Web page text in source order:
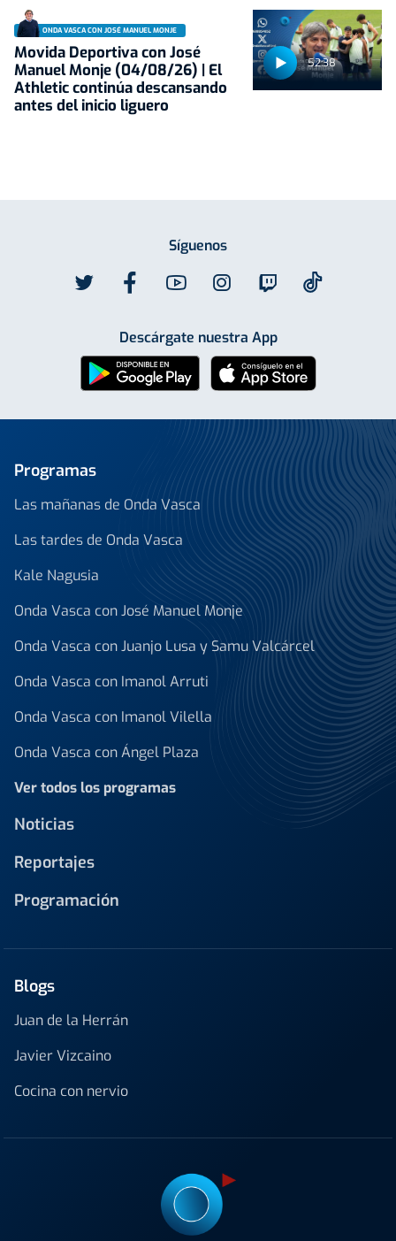
52:38
ONDA VASCA CON JOSÉ MANUEL MONJE
Movida Deportiva con José
Manuel Monje (04/08/26) | El
Athletic continúa descansando
antes del inicio liguero
Síguenos
Descárgate nuestra App
Programas
Las mañanas de Onda Vasca
Las tardes de Onda Vasca
Kale Nagusia
Onda Vasca con José Manuel Monje
Onda Vasca con Juanjo Lusa y Samu Valcárcel
Onda Vasca con Imanol Arruti
Onda Vasca con Imanol Vilella
Onda Vasca con Ángel Plaza
Ver todos los programas
Noticias
Reportajes
Programación
Blogs
Juan de la Herrán
Javier Vizcaino
Cocina con nervio